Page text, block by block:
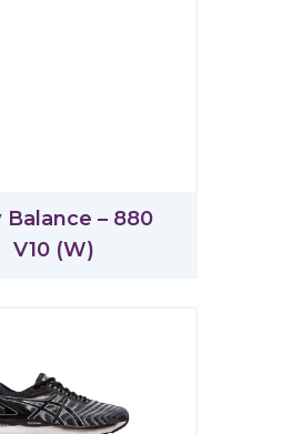
Balance – 880
V10 (W)